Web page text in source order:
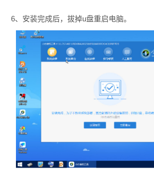
6、安装完成后，拔掉u盘重启电脑。